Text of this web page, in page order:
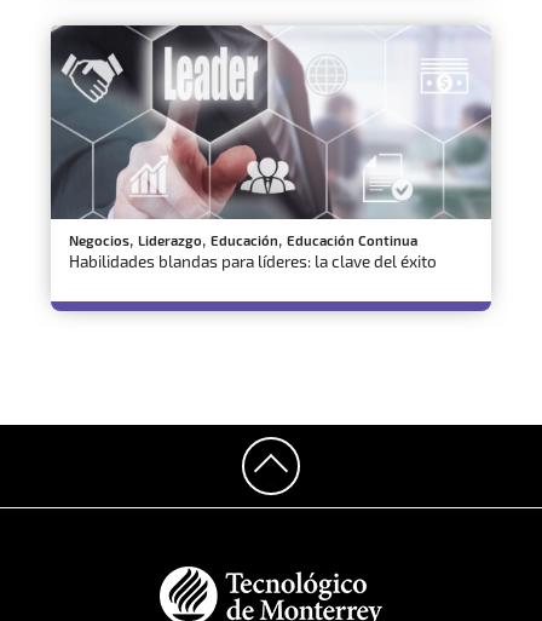
Negocios, Liderazgo, Educación, Educación Continua
Habilidades blandas para líderes: la clave del éxito